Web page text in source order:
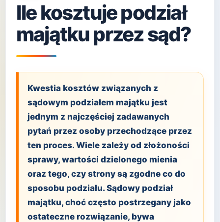
Ile kosztuje podział
majątku przez sąd?
Kwestia kosztów związanych z
sądowym podziałem majątku jest
jednym z najczęściej zadawanych
pytań przez osoby przechodzące przez
ten proces. Wiele zależy od złożoności
sprawy, wartości dzielonego mienia
oraz tego, czy strony są zgodne co do
sposobu podziału. Sądowy podział
majątku, choć często postrzegany jako
ostateczne rozwiązanie, bywa